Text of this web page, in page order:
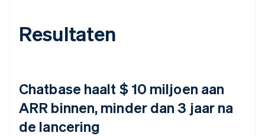
Resultaten
Chatbase haalt $ 10 miljoen aan
ARR binnen, minder dan 3 jaar na
de lancering